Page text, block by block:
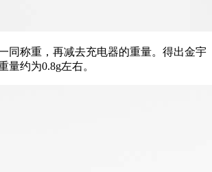
同称重，再减去充电器的重量。得出金宇
量约为0.8g左右。